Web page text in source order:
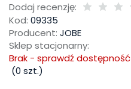
Dodaj recenzję:
Kod: 09335
Producent: JOBE
Sklep stacjonarny:
Brak - sprawdź
(0 szt.)